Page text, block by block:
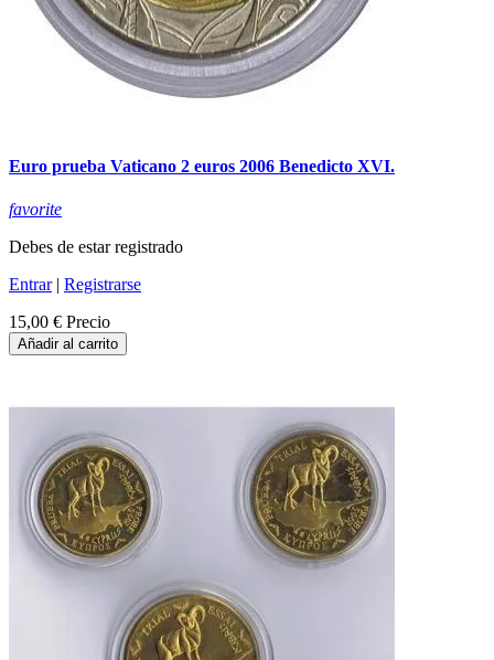
Euro prueba Vaticano 2 euros 2006 Benedicto XVI.
favorite
Debes de estar registrado
Entrar| Registrarse
15,00 € Precio
Añadir al carrito